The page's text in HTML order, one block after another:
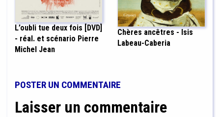
L’oubli tue deux fois [DVD]
- réal. et scénario Pierre
Michel Jean
Chères ancêtres - Isis
Labeau-Caberia
POSTER UN COMMENTAIRE
Laisser un commentaire